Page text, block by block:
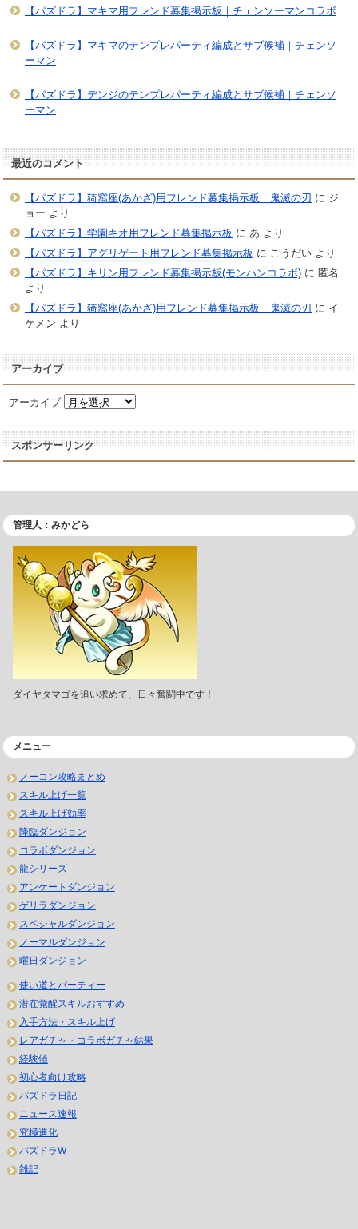
【パズドラ】マキマ用フレンド募集掲示板｜チェンソーマンコラボ
【パズドラ】マキマのテンプレパーティ編成とサブ候補｜チェンソ
ーマン
【パズドラ】デンジのテンプレパーティ編成とサブ候補｜チェンソ
ーマン
最近のコメント
【パズドラ】猗窩座(あかざ)用フレンド募集掲示板｜鬼滅の刃 に ジ
ョー より
【パズドラ】学園キオ用フレンド募集掲示板 に あ より
【パズドラ】アグリゲート用フレンド募集掲示板 に こうだいより
【パズドラ】キリン用フレンド募集掲示板(モンハンコラボ)に 匿名
より
【パズドラ】猗窩座(あかざ)用フレンド募集掲示板｜鬼滅の刃 に イ
ケメン より
アーカイブ
アーカイブ
スポンサーリンク
管理人：みかどら
ダイヤタマゴを追い求めて、日々奮闘中です！
メニュー
ノーコン攻略まとめ
スキル上げ一覧
スキル上げ効率
降臨ダンジョン
コラボダンジョン
龍シリーズ
アンケートダンジョン
ゲリラダンジョン
スペシャルダンジョン
ノーマルダンジョン
曜日ダンジョン
使い道とパーティー
潜在覚醒スキルおすすめ
入手方法・スキル上げ
レアガチャ・コラボガチャ結果
経験値
初心者向け攻略
パズドラ日記
ニュース速報
究極進化
パズドラW
雑記